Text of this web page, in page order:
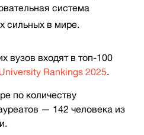
система
сильных в мире.
вузов входят в топ-100
Rankings 2025.
по количеству
— 142 человека из